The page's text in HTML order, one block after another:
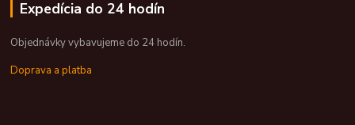
Expedícia do 24 hodín
Objednávky vybavujeme do 24 hodín.
Doprava a platba